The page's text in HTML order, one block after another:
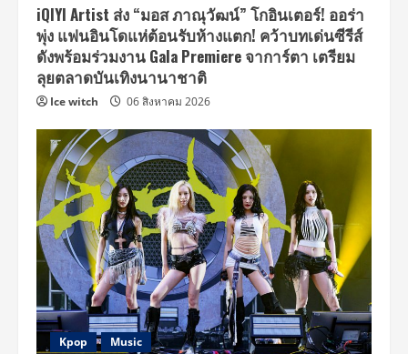
iQIYI Artist ส่ง “มอส ภาณุวัฒน์” โกอินเตอร์! ออร่า
พุ่ง แฟนอินโดแห่ต้อนรับห้างแตก! คว้าบทเด่นซีรีส์
ดังพร้อมร่วมงาน Gala Premiere จาการ์ตา เตรียม
ลุยตลาดบันเทิงนานาชาติ
Ice witch 06 สิงหาคม 2026
Kpop Music